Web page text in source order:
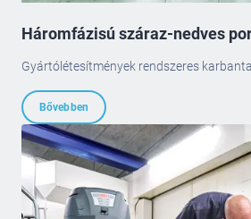
Háromfázisú száraz-nedves
Gyártólétesítmények rendszeres
Bővebben